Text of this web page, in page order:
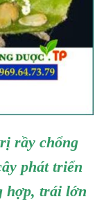
rầy chổng
phát triển
hợp, trái lớn